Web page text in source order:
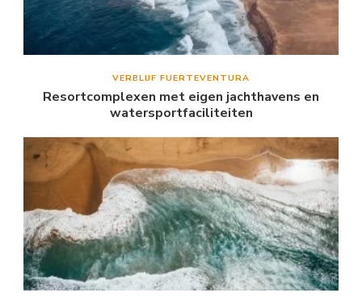
VERBLIJF FUERTEVENTURA
Resortcomplexen met eigen jachthavens en
watersportfaciliteiten